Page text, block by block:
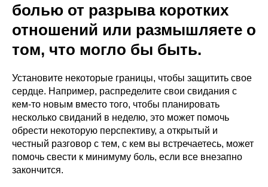
болью от разрыва коротких
отношений или размышляете о
том, что могло бы быть.
Установите некоторые границы, чтобы защитить свое
сердце. Например, распределите свои свидания с
кем-то новым вместо того, чтобы планировать
несколько свиданий в неделю, это может помочь
обрести некоторую перспективу, а открытый и
честный разговор с тем, с кем вы встречаетесь, может
помочь свести к минимуму боль, если все внезапно
закончится.